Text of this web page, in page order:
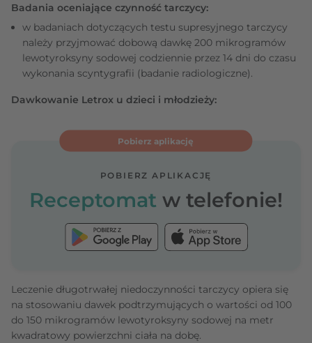
Badania oceniające czynność tarczycy:
w badaniach dotyczących testu supresyjnego tarczycy
należy przyjmować dobową dawkę 200 mikrogramów
lewotyroksyny sodowej codziennie przez 14 dni do czasu
wykonania scyntygrafii (badanie radiologiczne).
Dawkowanie Letrox u dzieci i młodzieży:
Pobierz aplikację
POBIERZ APLIKACJĘ
Receptomat w telefonie!
Leczenie długotrwałej niedoczynności tarczycy opiera się
na stosowaniu dawek podtrzymujących o wartości od 100
do 150 mikrogramów lewotyroksyny sodowej na metr
kwadratowy powierzchni ciała na dobę.